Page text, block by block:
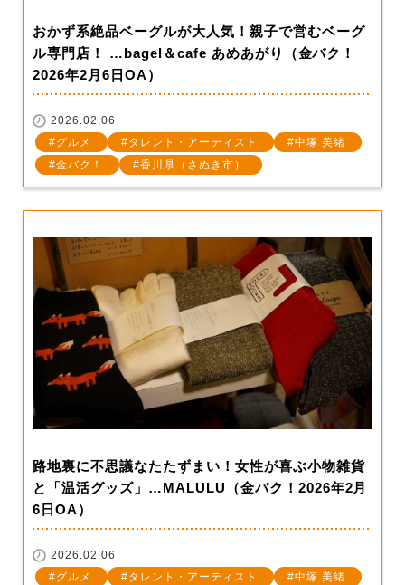
おかず系絶品ベーグルが大人気！親子で営むベーグ
ル専門店！ …bagel＆cafe あめあがり（金バク！
2026年2月6日OA）
2026.02.06
グルメ
タレント・アーティスト
中塚 美緒
金バク！
香川県（さぬき市）
路地裏に不思議なたたずまい！女性が喜ぶ小物雑貨
と「温活グッズ」…MALULU（金バク！2026年2月
6日OA）
2026.02.06
グルメ
タレント・アーティスト
中塚 美緒